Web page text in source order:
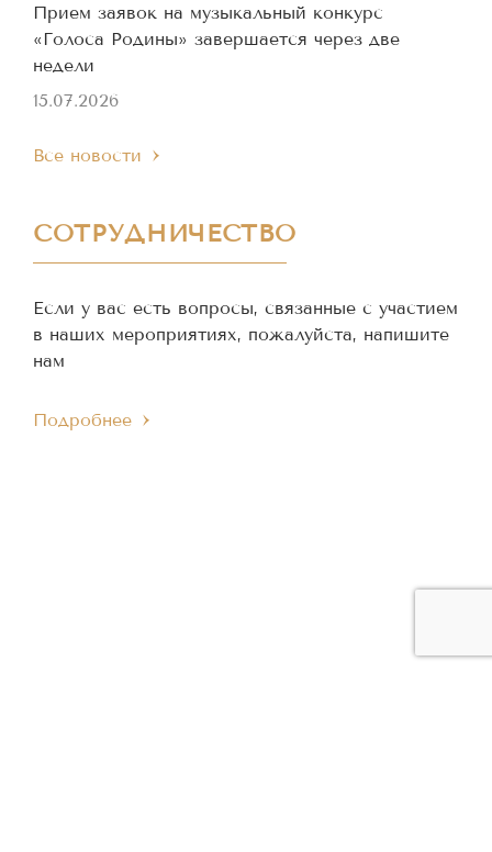
Прием заявок на музыкальный конкурс
«Голоса Родины» завершается через две
недели
15.07.2026
Все новости
СОТРУДНИЧЕСТВО
Если у вас есть вопросы, связанные с участием
в наших мероприятиях, пожалуйста, напишите
нам
Подробнее